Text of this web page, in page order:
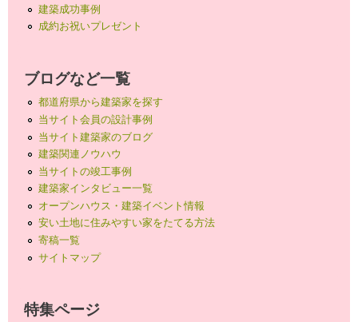
建築成功事例
成約お祝いプレゼント
ブログなど一覧
都道府県から建築家を探す
当サイト会員の設計事例
当サイト建築家のブログ
建築関連ノウハウ
当サイトの竣工事例
建築家インタビュー一覧
オープンハウス・建築イベント情報
安い土地に住みやすい家をたてる方法
寄稿一覧
サイトマップ
特集ページ